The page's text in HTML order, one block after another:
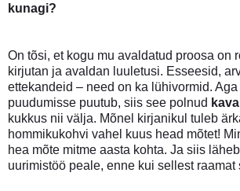
kunagi?
On tõsi, et kogu mu avaldatud proosa on
kirjutan ja avaldan luuletusi. Esseesid,
ettekandeid – need on ka lühivormid.
puudumisse puutub, siis see polnud
kukkus nii välja. Mõnel kirjanikul tuleb
hommikukohvi vahel kuus head mõtet!
hea mõte mitme aasta kohta. Ja siis
uurimistöö peale, enne kui sellest raamat